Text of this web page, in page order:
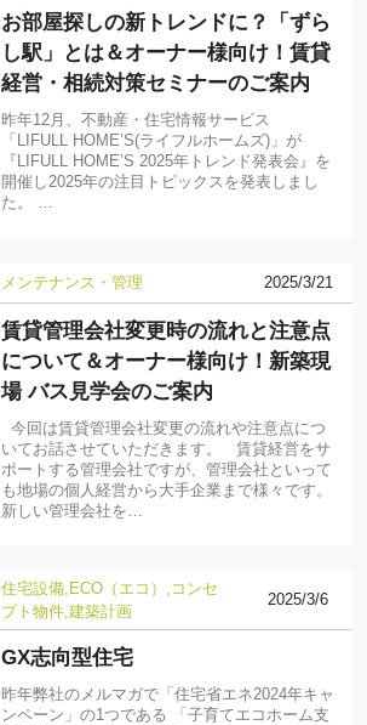
お部屋探しの新トレンドに？「ずら
し駅」とは＆オーナー様向け！賃貸
経営・相続対策セミナーのご案内
昨年12月、不動産・住宅情報サービス
「LIFULL HOME’S(ライフルホームズ)」が
『LIFULL HOME’S 2025年トレンド発表会』を
開催し2025年の注目トピックスを発表しまし
た。 …
メンテナンス・管理 2025/3/21
賃貸管理会社変更時の流れと注意点
について＆オーナー様向け！新築現
場 バス見学会のご案内
今回は賃貸管理会社変更の流れや注意点につ
いてお話させていただきます。 賃貸経営をサ
ポートする管理会社ですが、管理会社といって
も地場の個人経営から大手企業まで様々です。
新しい管理会社を…
住宅設備 ECO（エコ）
コンセ
プト物件 建築計画
2025/3/6
GX志向型住宅
昨年弊社のメルマガで「住宅省エネ2024年キャ
ンペーン」の1つである 「子育てエコホーム支